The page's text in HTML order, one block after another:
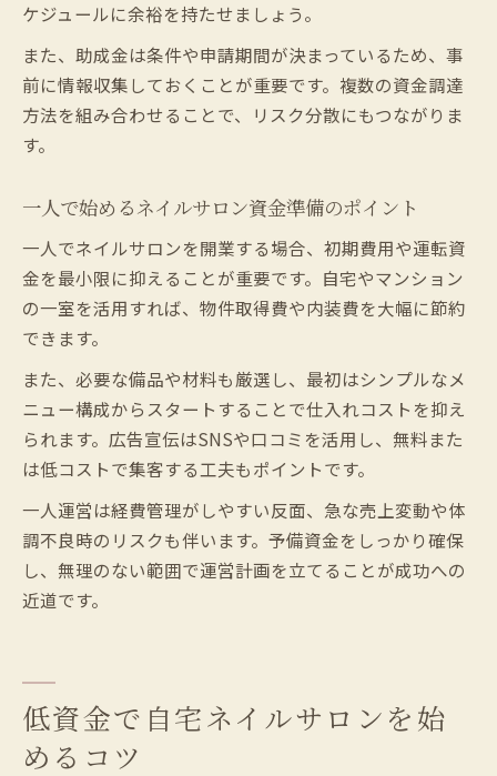
ケジュールに余裕を持たせましょう。
また、助成金は条件や申請期間が決まっているため、事
前に情報収集しておくことが重要です。複数の資金調達
方法を組み合わせることで、リスク分散にもつながりま
す。
一人で始めるネイルサロン資金準備のポイント
一人でネイルサロンを開業する場合、初期費用や運転資
金を最小限に抑えることが重要です。自宅やマンション
の一室を活用すれば、物件取得費や内装費を大幅に節約
できます。
また、必要な備品や材料も厳選し、最初はシンプルなメ
ニュー構成からスタートすることで仕入れコストを抑え
られます。広告宣伝はSNSや口コミを活用し、無料また
は低コストで集客する工夫もポイントです。
一人運営は経費管理がしやすい反面、急な売上変動や体
調不良時のリスクも伴います。予備資金をしっかり確保
し、無理のない範囲で運営計画を立てることが成功への
近道です。
低資金で自宅ネイルサロンを始
めるコツ